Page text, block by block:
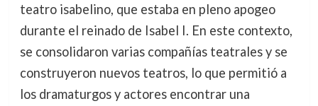
teatro isabelino, que estaba en pleno apogeo
durante el reinado de Isabel I. En este contexto,
se consolidaron varias compañías teatrales y se
construyeron nuevos teatros, lo que permitió a
los dramaturgos y actores encontrar una